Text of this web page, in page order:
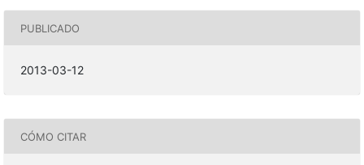
PUBLICADO
2013-03-12
CÓMO CITAR